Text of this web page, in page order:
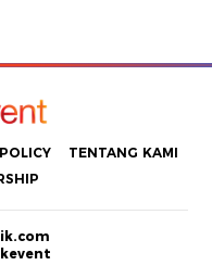
TENTANG KAMI